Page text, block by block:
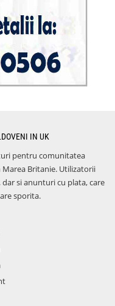
IN UK
pentru comunitatea
Marea Britanie. Utilizatorii
si anunturi cu plata, care
sporita.